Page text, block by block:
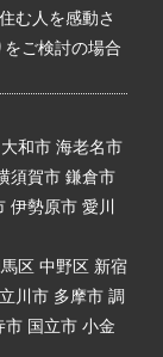
む人を感動さ
ご検討の場合
和市 海老名市
須賀市 鎌倉市
勢原市 愛川
区 中野区 新宿
川市 多摩市 調
国立市 小金